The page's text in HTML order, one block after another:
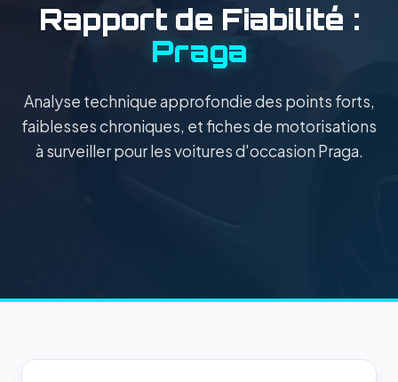
Rapport de Fiabilité :
Praga
Analyse technique approfondie des points forts,
faiblesses chroniques, et fiches de motorisations
à surveiller pour les voitures d'occasion Praga.